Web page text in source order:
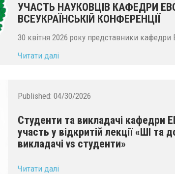
УЧАСТЬ НАУКОВЦІВ КАФЕДРИ
ВСЕУКРАЇНСЬКІЙ КОНФЕРЕНЦІЇ
30 квітня 2026 року представники
Читати далі
Published: 04/30/2026
Студенти та викладачі кафедри
участь у відкритій лекції «ШІ та
викладачі vs студенти»
Читати далі